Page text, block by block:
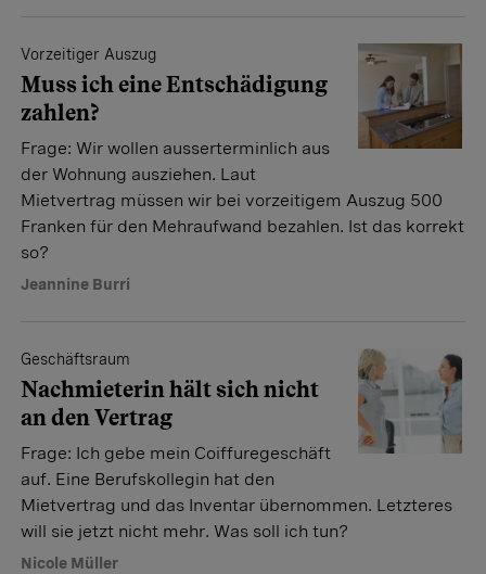
Vorzeitiger Auszug
Muss ich eine Entschädigung
zahlen?
Frage: Wir wollen ausserterminlich aus
der Wohnung ausziehen. Laut
Mietvertrag müssen wir bei vorzeitigem Auszug 500
Franken für den Mehraufwand bezahlen. Ist das korrekt
so?
Jeannine Burri
Geschäftsraum
Nachmieterin hält sich nicht
an den Vertrag
Frage: Ich gebe mein Coiffuregeschäft
auf. Eine Berufskollegin hat den
Mietvertrag und das Inventar übernommen. Letzteres
will sie jetzt nicht mehr. Was soll ich tun?
Nicole Müller